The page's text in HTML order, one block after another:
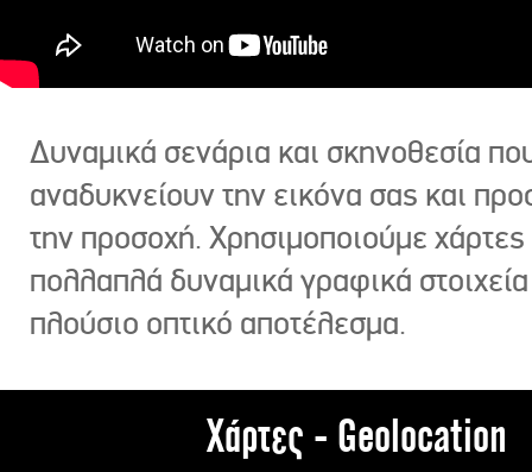
Δυναμικά σενάρια και σκηνοθεσία
αναδυκνείουν την εικόνα σας και
την προσοχή. Χρησιμοποιούμε χάρτες
πολλαπλά δυναμικά γραφικά στοιχεία
πλούσιο οπτικό αποτέλεσμα.
Χάρτες - Geolocation